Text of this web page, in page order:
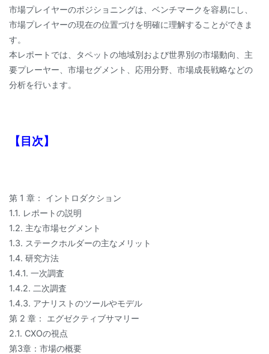
市場プレイヤーのポジショニングは、ベンチマークを容易にし、
市場プレイヤーの現在の位置づけを明確に理解することができま
す。
本レポートでは、タペットの地域別および世界別の市場動向、主
要プレーヤー、市場セグメント、応用分野、市場成長戦略などの
分析を行います。
【目次】
第 1 章： イントロダクション
1.1. レポートの説明
1.2. 主な市場セグメント
1.3. ステークホルダーの主なメリット
1.4. 研究方法
1.4.1. 一次調査
1.4.2. 二次調査
1.4.3. アナリストのツールやモデル
第 2 章： エグゼクティブサマリー
2.1. CXOの視点
第3章：市場の概要